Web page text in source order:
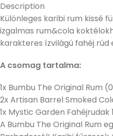
Description
Különleges karibi rum kissé
izgalmas rum&cola
karakteres ízvilágú fahéj rúd
A csomag tartalma:
1x Bumbu The Original Rum
2x Artisan Barrel Smoked
1x Mystic Garden Fahéjrudak
A Bumbu The Original Rum